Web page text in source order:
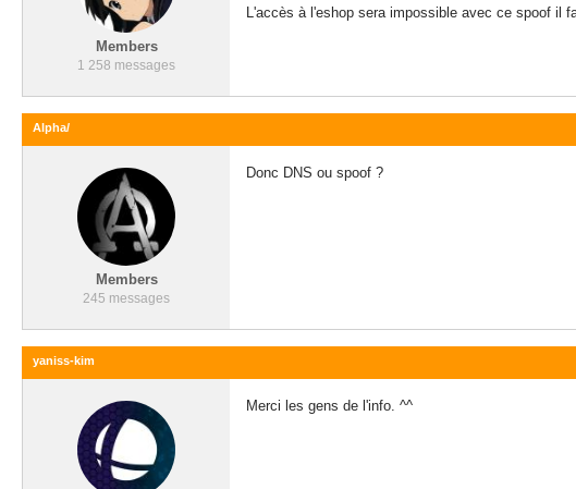
Members
1 258 messages
L'accès à l'eshop sera impossible avec ce spoof il
Alpha/
Members
245 messages
Donc DNS ou spoof ?
yaniss-kim
Merci les gens de l'info. ^^